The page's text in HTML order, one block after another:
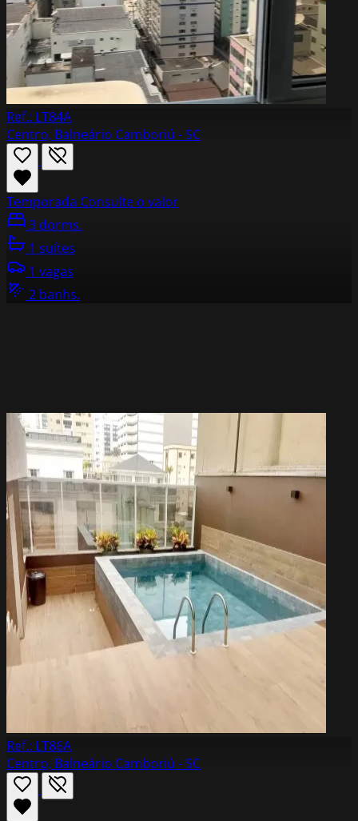
Ref.: LT84A
Centro, Balneário Camboriú - SC
Temporada Consulte o valor
3 dorms.
1 suítes
1 vagas
2 banhs.
Ref.: LT86A
Centro, Balneário Camboriú - SC